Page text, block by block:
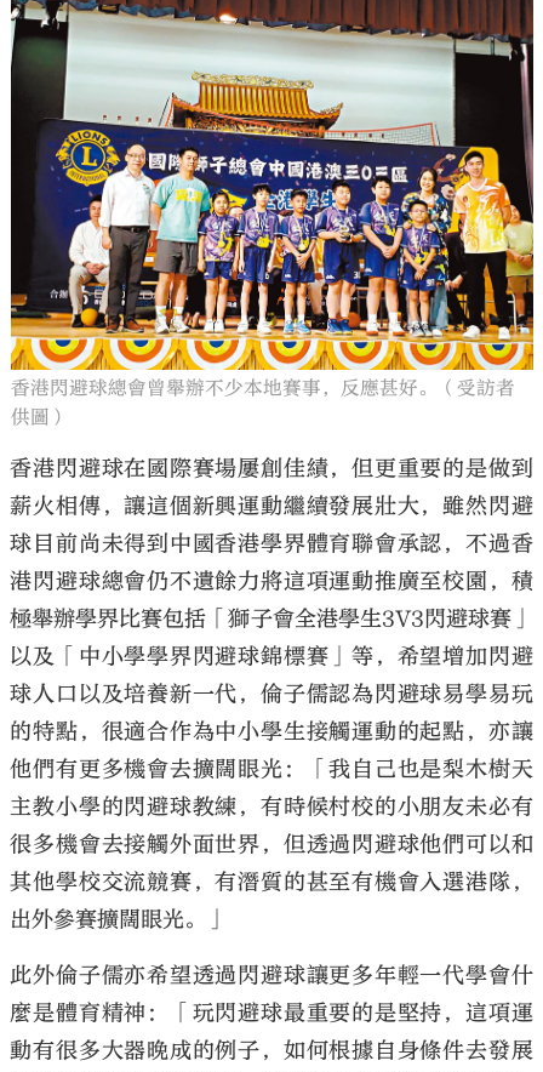
香港閃避球總會曾舉辦不少本地賽事，反應甚好。（受訪者
供圖）
香港閃避球在國際賽場屢創佳績，但更重要的是做到
薪火相傳，讓這個新興運動繼續發展壯大，雖然閃避
球目前尚未得到中國香港學界體育聯會承認，不過香
港閃避球總會仍不遺餘力將這項運動推廣至校園，積
極舉辦學界比賽包括「獅子會全港學生3V3閃避球賽」
以及「中小學學界閃避球錦標賽」等，希望增加閃避
球人口以及培養新一代，倫子儒認為閃避球易學易玩
的特點，很適合作為中小學生接觸運動的起點，亦讓
他們有更多機會去擴闊眼光：「我自己也是梨木樹天
主教小學的閃避球教練，有時候村校的小朋友未必有
很多機會去接觸外面世界，但透過閃避球他們可以和
其他學校交流競賽，有潛質的甚至有機會入選港隊，
出外參賽擴闊眼光。」
此外倫子儒亦希望透過閃避球讓更多年輕一代學會什
麼是體育精神：「玩閃避球最重要的是堅持，這項運
動有很多大器晚成的例子，如何根據自身條件去發展